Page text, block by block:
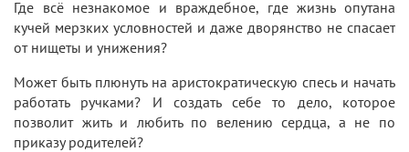
Где всё незнакомое и враждебное, где жизнь опутана
кучей мерзких условностей и даже дворянство не спасает
от нищеты и унижения?
Может быть плюнуть на аристократическую спесь и начать
работать ручками? И создать себе то дело, которое
позволит жить и любить по велению сердца, а не по
приказу родителей?